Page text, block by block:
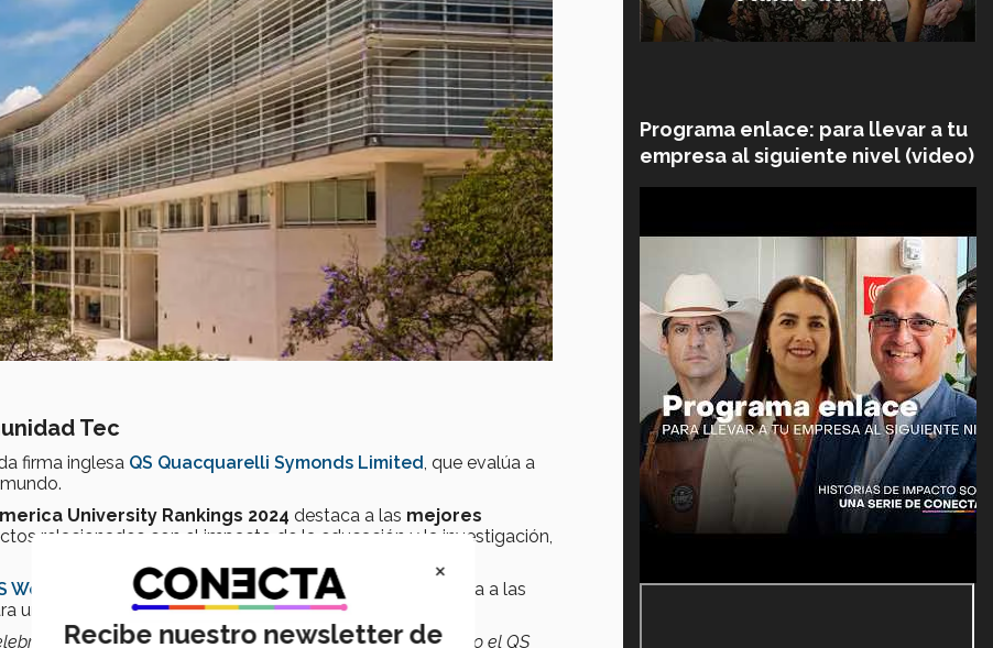
Tec
firma inglesa QS Quacquarelli Symonds Limited, que evalúa a
University Rankings 2024 destaca a las mejores
relacionados con el impacto de la educación y la investigación,
World University Ranking (WUR) , pues ha sido adaptada a las
una comparación más profunda.
sus 80 años y refrendar posiciones en un ranking como el QS
Programa enlace: para llevar a tu
empresa al siguiente nivel (video)
×
Recibe nuestro newsletter de